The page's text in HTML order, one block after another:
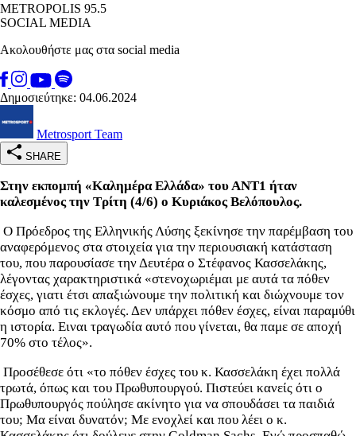
METROPOLIS 95.5
SOCIAL MEDIA
Ακολουθήστε μας στα social media
Δημοσιεύτηκε: 04.06.2024
Metrosport Team
SHARE
Στην εκπομπή «Καλημέρα Ελλάδα» του ΑΝΤ1 ήταν
καλεσμένος την Τρίτη (4/6) ο Κυριάκος Βελόπουλος.
Ο Πρόεδρος της Ελληνικής Λύσης ξεκίνησε την παρέμβαση του
αναφερόμενος στα στοιχεία για την περιουσιακή κατάσταση
του, που παρουσίασε την Δευτέρα ο Στέφανος Κασσελάκης,
λέγοντας χαρακτηριστικά «στενοχωριέμαι με αυτά τα πόθεν
έσχες, γιατι έτσι απαξιώνουμε την πολιτική και διώχνουμε τον
κόσμο από τις εκλογές. Δεν υπάρχει πόθεν έσχες, είναι παραμύθι
η ιστορία. Ειναι τραγωδία αυτό που γίνεται, θα παμε σε αποχή
70% στο τέλος».
Προσέθεσε ότι «το πόθεν έσχες του κ. Κασσελάκη έχει πολλά
τρωτά, όπως και του Πρωθυπουργού. Πιστεύει κανείς ότι ο
Πρωθυπουργός πούλησε ακίνητο για να σπουδάσει τα παιδιά
του; Μα είναι δυνατόν; Με ενοχλεί και που λέει ο κ.